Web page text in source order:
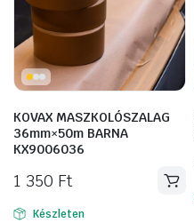
KOVAX MASZKOLÓSZALAG
36mm×50m BARNA
KX9006036
1 350 Ft
Készleten